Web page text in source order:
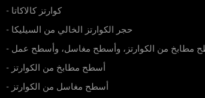
- كوارتز كالاكاتا
- حجر الكوارتز الخالي من السيليكا
مطابخ من الكوارتز، وأسطح مغاسل، وأسطح عمل
- أسطح مطابخ من الكوارتز
- أسطح مغاسل من الكوارتز